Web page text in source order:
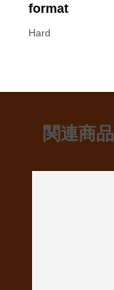
format
Hard
関連商品